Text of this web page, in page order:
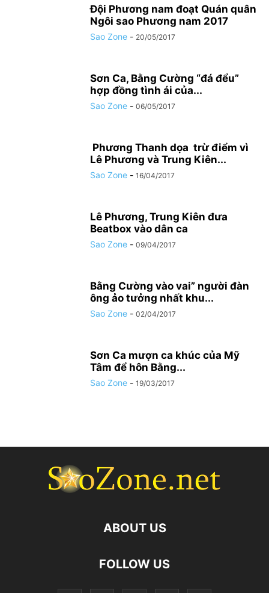
Đội Phương nam đoạt Quán quân
Ngôi sao Phương nam 2017
Sao Zone - 20/05/2017
Sơn Ca, Bằng Cường “đá đểu”
hợp đồng tình ái của...
Sao Zone - 06/05/2017
Phương Thanh dọa trừ điểm vì
Lê Phương và Trung Kiên...
Sao Zone - 16/04/2017
Lê Phương, Trung Kiên đưa
Beatbox vào dân ca
Sao Zone - 09/04/2017
Bằng Cường vào vai” người đàn
ông ảo tưởng nhất khu...
Sao Zone - 02/04/2017
Sơn Ca mượn ca khúc của Mỹ
Tâm để hôn Bằng...
Sao Zone - 19/03/2017
ABOUT US
FOLLOW US